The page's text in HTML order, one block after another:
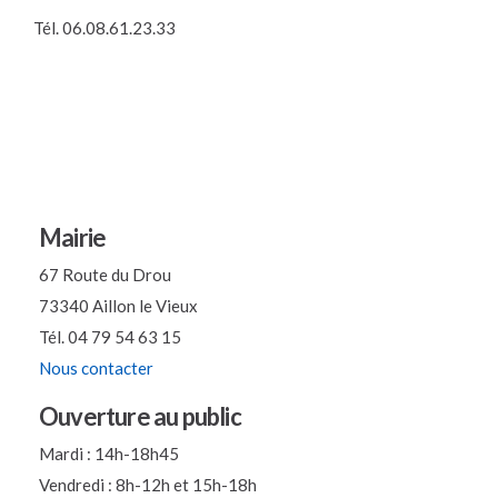
Mairie
67 Route du Drou
73340 Aillon le Vieux
Tél. 04 79 54 63 15
Nous contacter
Ouverture au public
Mardi : 14h-18h45
Vendredi : 8h-12h et 15h-18h
Tél.06.08.61.23.33